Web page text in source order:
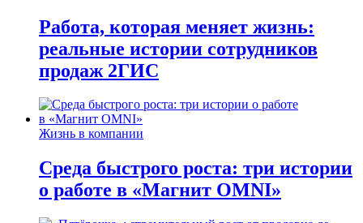
Работа, которая меняет жизнь:
реальные истории сотрудников
продаж 2ГИС
Жизнь в компании
Среда быстрого роста: три истории
о работе в «Магнит OMNI»